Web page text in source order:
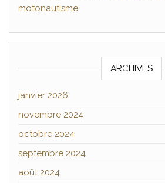
motonautisme
ARCHIVES
janvier 2026
novembre 2024
octobre 2024
septembre 2024
août 2024